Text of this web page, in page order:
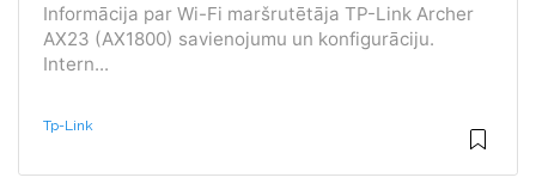
Informācija par Wi-Fi maršrutētāja TP-Link Archer
AX23 (AX1800) savienojumu un konfigurāciju.
Intern...
Tp-Link